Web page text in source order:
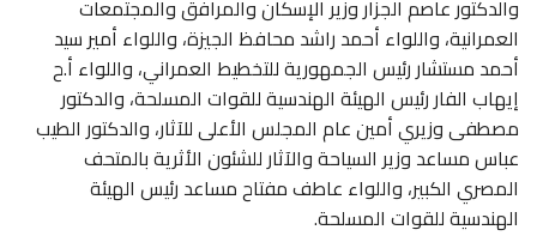
والدكتور عاصم الجزار وزير الإسكان والمرافق والمجتمعات
العمرانية، واللواء أحمد راشد محافظ الجيزة، واللواء أمير سيد
أحمد مستشار رئيس الجمهورية للتخطيط العمراني، واللواء أ.ح
إيهاب الفار رئيس الهيئة الهندسية للقوات المسلحة، والدكتور
مصطفى وزيري أمين عام المجلس الأعلى للآثار، والدكتور الطيب
عباس مساعد وزير السياحة والآثار للشئون الأثرية بالمتحف
المصري الكبير، واللواء عاطف مفتاح مساعد رئيس الهيئة
الهندسية للقوات المسلحة.